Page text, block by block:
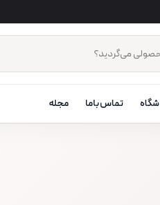
محصول
تماس باما مجله